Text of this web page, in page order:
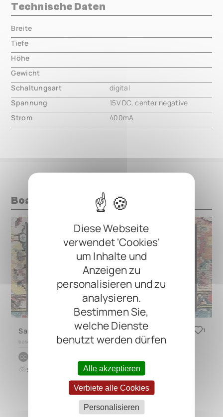
Diese Webseite
verwendet 'Cookies'
um Inhalte und
Anzeigen zu
personalisieren und zu
analysieren.
Bestimmen Sie,
welche Dienste
benutzt werden dürfen
Alle akzeptieren
Verbiete alle Cookies
Personalisieren
Technische Daten
Breite
Tiefe
Höhe
Gewicht
Schaltungsart
digital
Spannung
15V DC, center negative
Strom
400mA
Boards mit diesem Pedal
Sandbox Pedal Board
based on QUAD 4.2
CC
5 vor 12 Monaten
1